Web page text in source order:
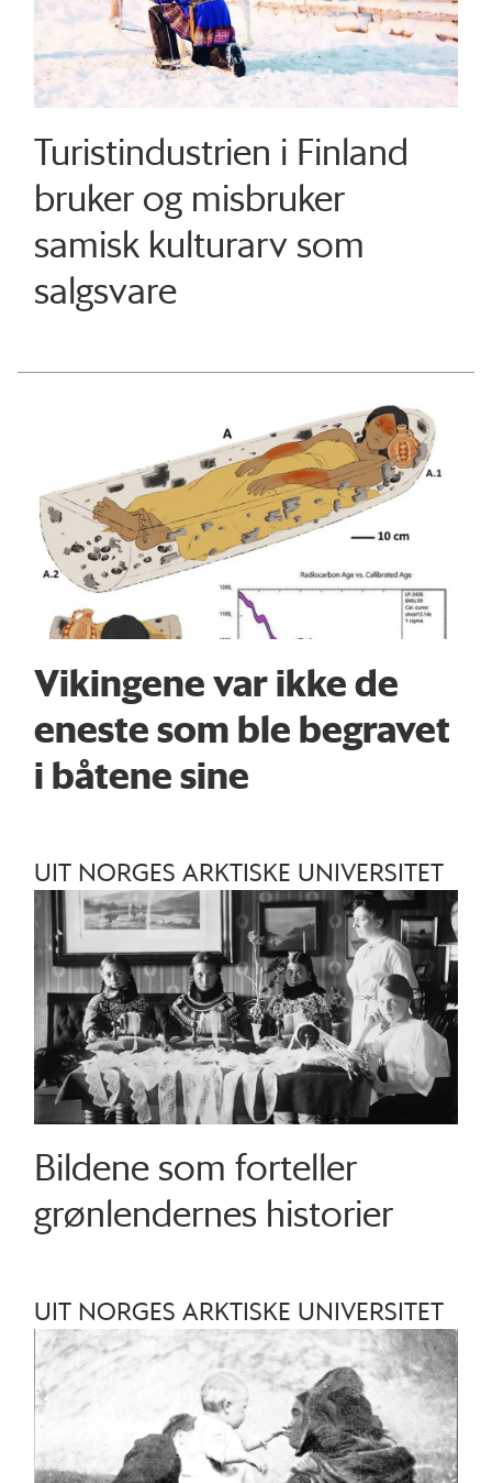
Turistindustrien i Finland
bruker og misbruker
samisk kulturarv som
salgsvare
Vikingene var ikke de
eneste som ble begravet
i båtene sine
UIT NORGES ARKTISKE UNIVERSITET
Bildene som forteller
grønlendernes historier
UIT NORGES ARKTISKE UNIVERSITET